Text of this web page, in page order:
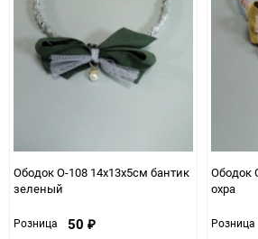
Ободок О-108 14х13х5см бантик
зеленый
Розница 50 ₽
Ободок
охра
Розница